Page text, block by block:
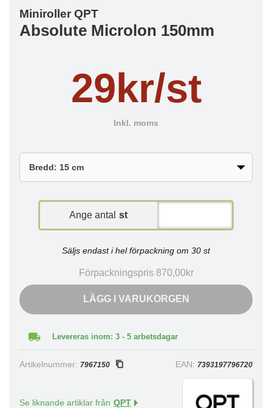
Miniroller QPT
Absolute Microlon 150mm
29kr/st
Inkl. moms
Ange antal st
Säljs endast i hel förpackning om 30 st
Förpackningspris 870,00kr
LÄGG I VARUKORGEN
Levereras inom: 3 - 5 arbetsdagar
Artikelnummer: 7967150 EAN: 7393197796720
Se liknande artiklar från QPT